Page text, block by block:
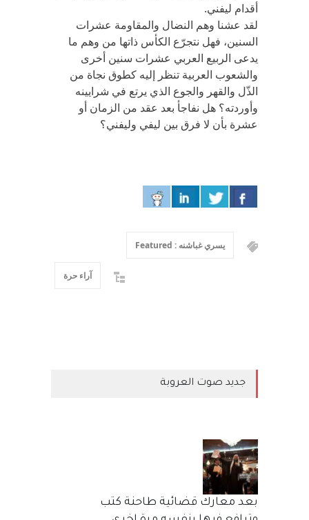
أقدام ليفني.
لقد عشنا وهم النضال والمقاومة عشرات
السنين، فهل نتجرّع الكأس ذاتها من وهم ما
يدعى الربيع العربي عشرات سنين أخرى
والشعوب العربية تنظر إليه كطوق نجاة من
الذّل والقهر والجوع الذي يرتع في شرايينه
وأوردته؟ هل نفاجأ بعد عقد من الزمان أو
عشرة بأن لا فرق بين ليفي وليفني؟
يسري غباشنه : Featured
آراء حرة
جديد صوت العروبة
بعد معارك قضائية طاحنة كتب